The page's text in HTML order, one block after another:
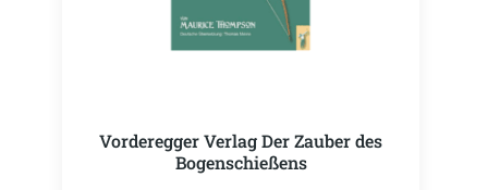
Vorderegger Verlag Der Zauber des
Bogenschießens